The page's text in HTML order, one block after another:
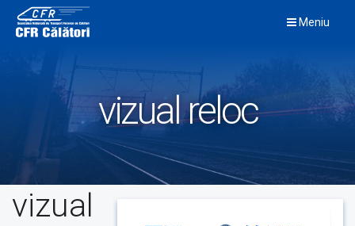
content
Meniu
vizual reloc
vizual